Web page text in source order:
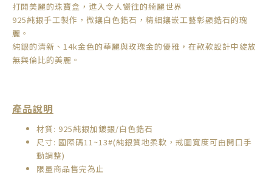
打開美麗的珠寶盒，進入令人嚮往的綺麗世界
925純銀手工製作，微鑲白色鋯石，精細鑲嵌工藝彰顯鋯石的瑰
麗。
純銀的清新、14k金色的華麗與玫瑰金的優雅，在款款設計中綻放
無與倫比的美麗。
產品說明
材質: 925純銀加鍍銀/白色鋯石
尺寸: 國際碼11~13#(純銀質地柔軟， 戒圍寬度可由開口手
動調整)
限量商品售完為止